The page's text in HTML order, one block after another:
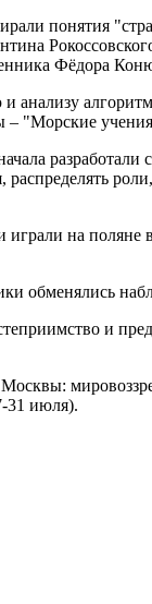
понятия
Фёдора
анализу
– "Морские
разработали
на поляне
обменялись
и
31 июля).